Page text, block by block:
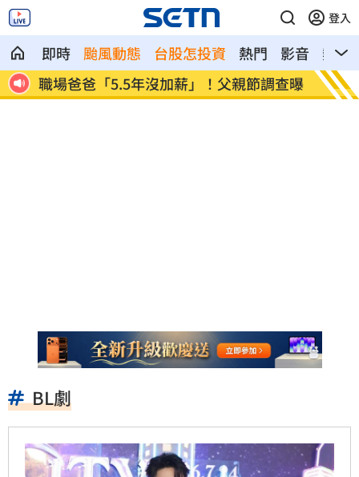
登入
即時 颱風動態 台股怎投資 熱門 影音
熱搜
曝 蘋果砍價失敗！長鑫存儲靠2底氣拒降價 掃把
BL劇